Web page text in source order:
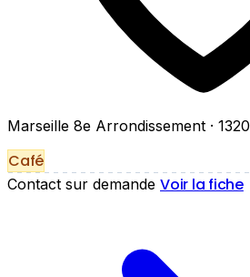
Marseille 8e Arrondissement ·
Café
Contact sur demande Voir la fiche